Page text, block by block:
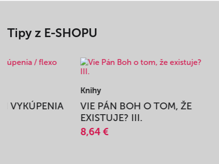
Tipy z E-SHOPU
VYKÚPENIA
Knihy
VIE PÁN BOH O TOM, ŽE
EXISTUJE? III.
8,64 €